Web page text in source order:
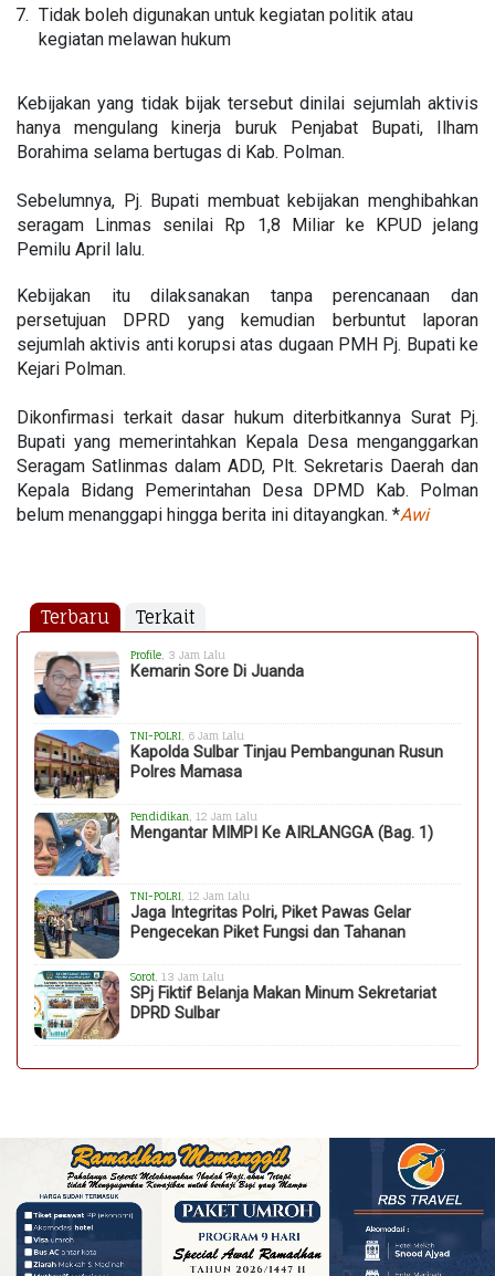
Tidak boleh digunakan untuk kegiatan politik atau
kegiatan melawan hukum
Kebijakan yang tidak bijak tersebut dinilai sejumlah aktivis
hanya mengulang kinerja buruk Penjabat Bupati, Ilham
Borahima selama bertugas di Kab. Polman.
Sebelumnya, Pj. Bupati membuat kebijakan menghibahkan
seragam Linmas senilai Rp 1,8 Miliar ke KPUD jelang
Pemilu April lalu.
Kebijakan itu dilaksanakan tanpa perencanaan dan
persetujuan DPRD yang kemudian berbuntut laporan
sejumlah aktivis anti korupsi atas dugaan PMH Pj. Bupati ke
Kejari Polman.
Dikonfirmasi terkait dasar hukum diterbitkannya Surat Pj.
Bupati yang memerintahkan Kepala Desa menganggarkan
Seragam Satlinmas dalam ADD, Plt. Sekretaris Daerah dan
Kepala Bidang Pemerintahan Desa DPMD Kab. Polman
belum menanggapi hingga berita ini ditayangkan. *Awi
Terbaru Terkait
Profile , 3 Jam Lalu
Kemarin Sore Di Juanda
TNI-POLRI , 6 Jam Lalu
Kapolda Sulbar Tinjau Pembangunan Rusun
Polres Mamasa
Pendidikan , 12 Jam Lalu
Mengantar MIMPI Ke AIRLANGGA (Bag. 1)
TNI-POLRI, 12 Jam Lalu
Jaga Integritas Polri, Piket Pawas Gelar
Pengecekan Piket Fungsi dan Tahanan
Sorot , 13 Jam Lalu
SPj Fiktif Belanja Makan Minum Sekretariat
DPRD Sulbar